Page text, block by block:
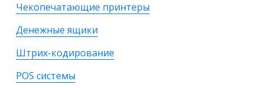
Чекопечатающие принтеры
Денежные ящики
Штрих-кодирование
POS системы